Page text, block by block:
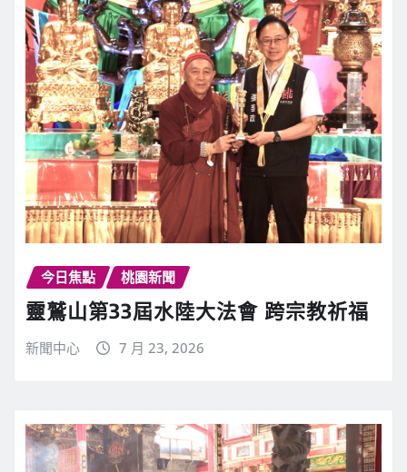
今日焦點 桃園新聞
靈鷲山第33屆水陸大法會 跨宗教祈福
新聞中心 7 月 23, 2026